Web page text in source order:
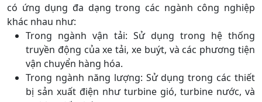
có ứng dụng đa dạng trong các ngành công nghiệp
khác nhau như:
Trong ngành vận tải: Sử dụng trong hệ thống
truyền động của xe tải, xe buýt, và các phương tiện
vận chuyển hàng hóa.
Trong ngành năng lượng: Sử dụng trong các thiết
bị sản xuất điện như turbine gió, turbine nước, và